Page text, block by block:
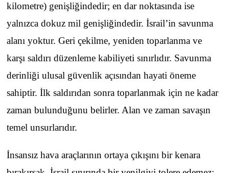
kilometre) genişliğindedir; en dar noktasında ise
yalnızca dokuz mil genişliğindedir. İsrail’in savunma
alanı yoktur. Geri çekilme, yeniden toparlanma ve
karşı saldırı düzenleme kabiliyeti sınırlıdır. Savunma
derinliği ulusal güvenlik açısından hayati öneme
sahiptir. İlk saldırıdan sonra toparlanmak için ne kadar
zaman bulunduğunu belirler. Alan ve zaman savaşın
temel unsurlarıdır.
İnsansız hava araçlarının ortaya çıkışını bir kenara